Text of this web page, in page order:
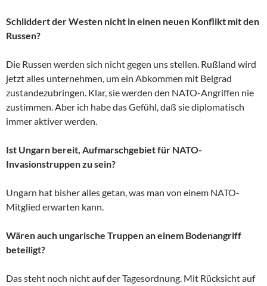
Schliddert der Westen nicht in einen neuen Konflikt mit den
Russen?
Die Russen werden sich nicht gegen uns stellen. Rußland wird
jetzt alles unternehmen, um ein Abkommen mit Belgrad
zustandezubringen. Klar, sie werden den NATO-Angriffen nie
zustimmen. Aber ich habe das Gefühl, daß sie diplomatisch
immer aktiver werden.
Ist Ungarn bereit, Aufmarschgebiet für NATO-
Invasionstruppen zu sein?
Ungarn hat bisher alles getan, was man von einem NATO-
Mitglied erwarten kann.
Wären auch ungarische Truppen an einem Bodenangriff
beteiligt?
Das steht noch nicht auf der Tagesordnung. Mit Rücksicht auf